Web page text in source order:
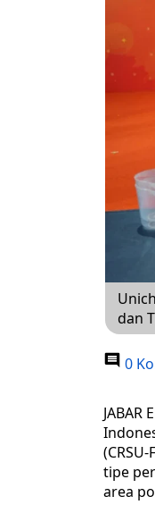
dan
0
tipe
area